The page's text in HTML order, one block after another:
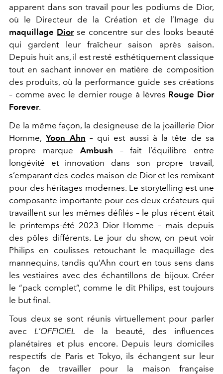
apparent dans son travail pour les podiums de Dior,
où le Directeur de la Création et de l’Image du
maquillage Diorse concentre sur des looks beauté
qui gardent leur fraîcheur saison après saison.
Depuis huit ans, il est resté esthétiquement classique
tout en sachant innover en matière de composition
des produits, où la performance guide ses créations
– comme avec le dernier rouge à lèvres Rouge Dior
Forever.
De la même façon, la designeuse de la joaillerie Dior
Homme, Yoon Ahn – qui est aussi à la tête de sa
propre marque Ambush – fait l’équilibre entre
longévité et innovation dans son propre travail,
s’emparant des codes maison de Dior et les remixant
pour des héritages modernes. Le storytelling est une
composante importante pour ces deux créateurs qui
travaillent sur les mêmes défilés – le plus récent était
le printemps-été 2023 Dior Homme – mais depuis
des pôles différents. Le jour du show, on peut voir
Philips en coulisses retouchant le maquillage des
mannequins, tandis qu’Ahn court en tous sens dans
les vestiaires avec des échantillons de bijoux. Créer
le “pack complet”, comme le dit Philips, est toujours
le but final.
Tous deux se sont réunis virtuellement pour parler
avecL’OFFICIEL de la beauté, des influences
planétaires et plus encore. Depuis leurs domiciles
respectifs de Paris et Tokyo, ils échangent sur leur
façon de travailler pour la maison française